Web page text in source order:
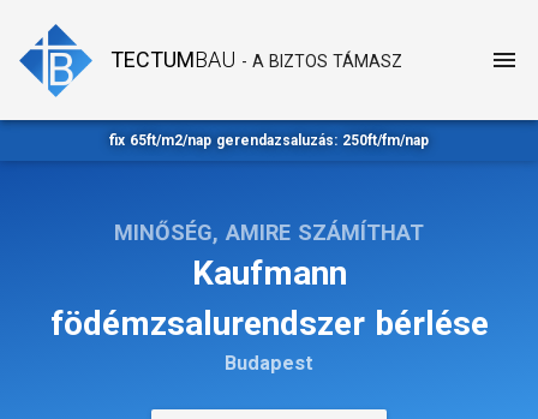
TECTUMBAU - A BIZTOS TÁMASZ menu
fix 65ft/m2/nap gerendazsaluzás: 250ft/fm/nap
MINŐSÉG, AMIRE SZÁMÍTHAT
Kaufmann
födémzsalurendszer bérlése
Budapest